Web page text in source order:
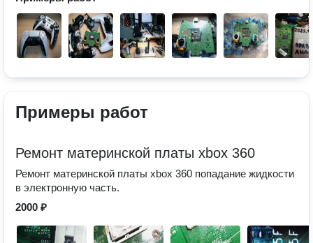
Примеры работ
Ремонт материнской платы xbox 360
Ремонт материнской платы xbox 360 попадание жидкости
в электронную часть.
2000 ₽